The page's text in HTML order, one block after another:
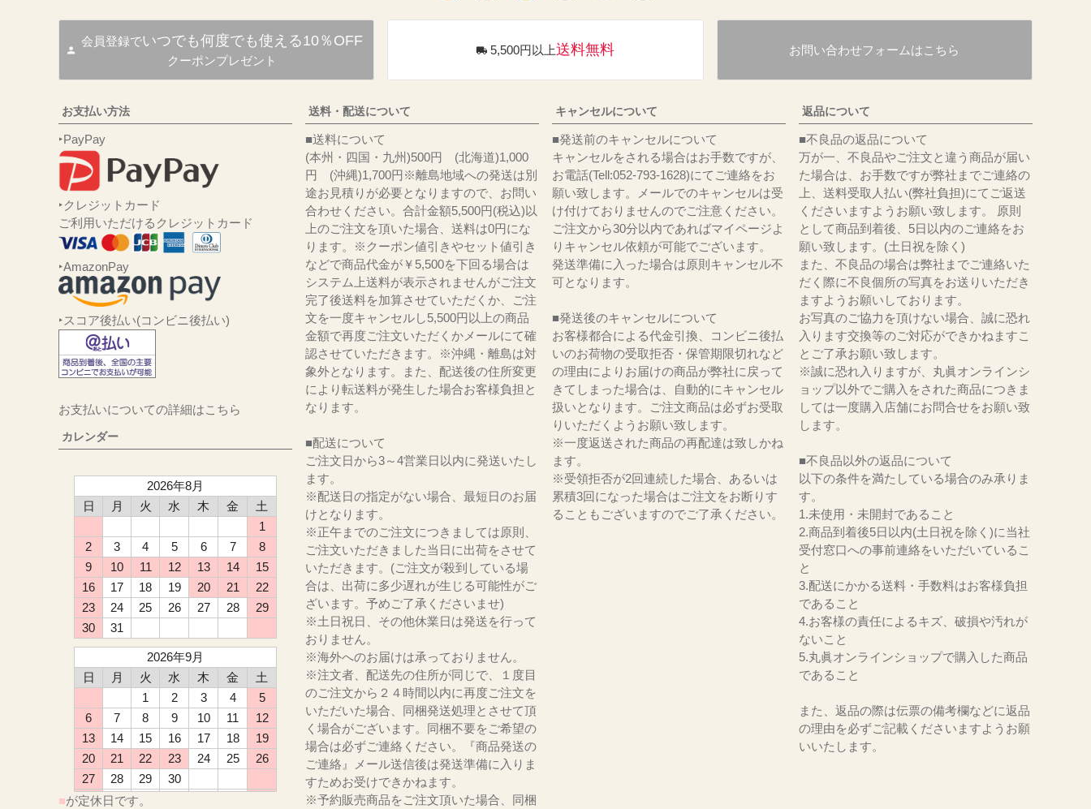
会員登録でいつでも何度でも使える10％OFF
クーポンプレゼント
5,500円以上送料無料 お問い合わせフォームはこちら
お支払い方法
‣PayPay
‣クレジットカード
ご利用いただけるクレジットカード
‣AmazonPay
‣スコア後払い(コンビニ後払い)
お支払いについての詳細はこちら
カレンダー
2026年8月
日
月 火 水 木 金
土
1
2
3 4 5 6 7
8
9
10 11 12 13 14
15
16
17 18 19 20 21
22
23
24 25 26 27 28
29
30
31
2026年9月
日
月 火 水 木 金
土
1
2 3 4
5
6
7 8 9 10 11
12
13
14 15 16 17 18
19
20
21 22 23 24 25
26
27
28 29
30
■が定休日です。
送料・配送について
■送料について
(本州・四国・九州)500円 (北海道)1,000
円 (沖縄)1,700円※離島地域への発送は別
途お見積りが必要となりますので、お問い
合わせください。合計金額5,500円(税込)以
上のご注文を頂いた場合、送料は0円にな
ります。※クーポン値引きやセット値引き
などで商品代金が￥5,500を下回る場合は
システム上送料が表示されませんがご注文
完了後送料を加算させていただくか、ご注
文を一度キャンセルし5,500円以上の商品
金額で再度ご注文いただくかメールにて確
認させていただきます。※沖縄・離島は対
象外となります。また、配送後の住所変更
により転送料が発生した場合お客様負担と
なります。
■配送について
ご注文日から3～4営業日以内に発送いたし
ます。
※配送日の指定がない場合、最短日のお届
けとなります。
※正午までのご注文につきましては原則、
ご注文いただきました当日に出荷をさせて
いただきます。(ご注文が殺到している場
合は、出荷に多少遅れが生じる可能性がご
ざいます。予めご了承くださいませ)
※土日祝日、その他休業日は発送を行って
おりません。
※海外へのお届けは承っておりません。
※注文者、配送先の住所が同じで、１度目
のご注文から２４時間以内に再度ご注文を
いただいた場合、同梱発送処理とさせて頂
く場合がございます。同梱不要をご希望の
場合は必ずご連絡ください。『商品発送の
ご連絡』メール送信後は発送準備に入りま
すためお受けできかねます。
※予約販売商品をご注文頂いた場合、同梱
キャンセルについて
■発送前のキャンセルについて
キャンセルをされる場合はお手数ですが、
お電話(Tell:052-793-1628)にてご連絡をお
願い致します。メールでのキャンセルは受
け付けておりませんのでご注意ください。
ご注文から30分以内であればマイページよ
りキャンセル依頼が可能でございます。
発送準備に入った場合は原則キャンセル不
可となります。
■発送後のキャンセルについて
お客様都合による代金引換、コンビニ後払
いのお荷物の受取拒否・保管期限切れなど
の理由によりお届けの商品が弊社に戻って
きてしまった場合は、自動的にキャンセル
扱いとなります。ご注文商品は必ずお受取
りいただくようお願い致します。
※一度返送された商品の再配達は致しかね
ます。
※受領拒否が2回連続した場合、あるいは
累積3回になった場合はご注文をお断りす
ることもございますのでご了承ください。
返品について
■不良品の返品について
万が一、不良品やご注文と違う商品が届い
た場合は、お手数ですが弊社までご連絡の
上、送料受取人払い(弊社負担)にてご返送
くださいますようお願い致します。 原則
として商品到着後、5日以内のご連絡をお
願い致します。(土日祝を除く)
また、不良品の場合は弊社までご連絡いた
だく際に不良個所の写真をお送りいただき
ますようお願いしております。
お写真のご協力を頂けない場合、誠に恐れ
入ります交換等のご対応ができかねますこ
とご了承お願い致します。
※誠に恐れ入りますが、丸眞オンラインシ
ョップ以外でご購入をされた商品につきま
しては一度購入店舗にお問合せをお願い致
します。
■不良品以外の返品について
以下の条件を満たしている場合のみ承りま
す。
1.未使用・未開封であること
2.商品到着後5日以内(土日祝を除く)に当社
受付窓口への事前連絡をいただいているこ
と
3.配送にかかる送料・手数料はお客様負担
であること
4.お客様の責任によるキズ、破損や汚れが
ないこと
5.丸眞オンラインショップで購入した商品
であること
また、返品の際は伝票の備考欄などに返品
の理由を必ずご記載くださいますようお願
いいたします。